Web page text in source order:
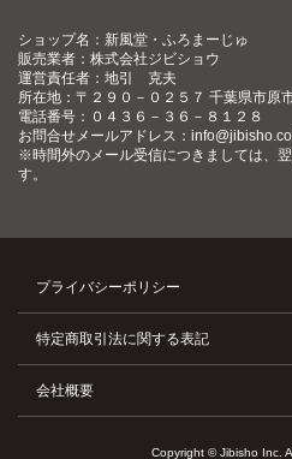
ショップ名：新風堂・ふろまーじゅ
販売業者：株式会社ジビショウ
運営責任者：地引 克夫
所在地：〒２９０－０２５７ 千葉県市原
電話番号：０４３６－３６－８１２８
お問合せメールアドレス：
※時間外のメール受信につきましては、
す。
プライバシーポリシー
特定商取引法に関する表記
会社概要
Copyright © Jibisho Inc.